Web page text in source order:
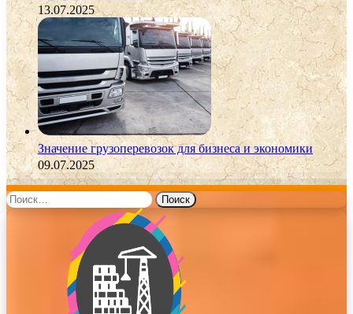
13.07.2025
Значение грузоперевозок для бизнеса и экономики
09.07.2025
Найти: